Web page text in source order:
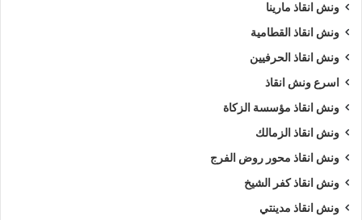
ونش انقاذ مارينا
ونش انقاذ القطامية
ونش انقاذ الحرفيين
اسرع ونش انقاذ
ونش انقاذ مؤسسة الزكاة
ونش انقاذ الزمالك
ونش انقاذ محور روض الفرج
ونش انقاذ كفر الشيخ
ونش انقاذ مدينتي